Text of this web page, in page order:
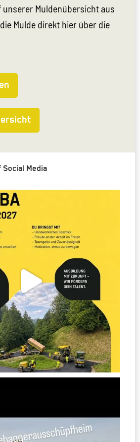
unserer Muldenübersicht aus
Mulde direkt hier über die
Media